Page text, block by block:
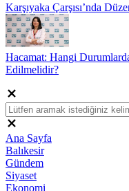
Karşıyaka Çarşısı’nda
Hacamat: Hangi
Edilmelidir?
Ana Sayfa
Balıkesir
Gündem
Siyaset
Ekonomi